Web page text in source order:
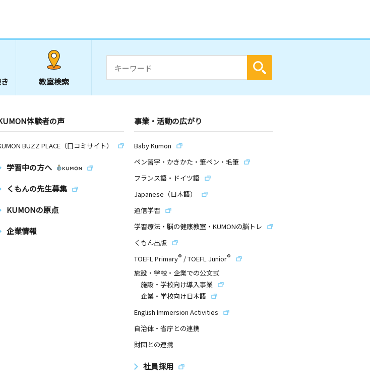
教室検索
体験者の声
BUZZ PLACE（口コミサイト）
学習中の方へ
くもんの先生募集
KUMONの原点
企業情報
事業・活動の広がり
Baby Kumon
ペン習字・かきかた・筆ペン・毛筆
フランス語・ドイツ語
Japanese（日本語）
通信学習
学習療法・脳の健康教室・KUMONの脳トレ
くもん出版
TOEFL Primary® /TOEFL Junior®
施設・学校・企業での公文式
施設・学校向け導入事業
企業・学校向け日本語
English Immersion Activities
自治体・省庁との連携
財団との連携
社員採用